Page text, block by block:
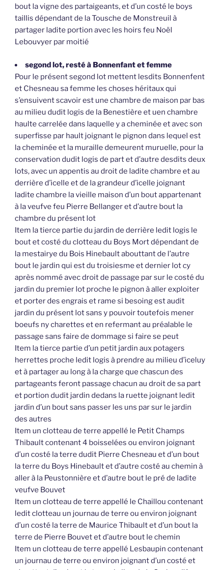
bout la vigne des partaigeants, et d’un costé le boys
taillis dépendant de la Tousche de Monstreuil à
partager ladite portion avec les hoirs feu Noël
Lebouvyer par moitié
segond lot, resté à Bonnenfant et femme
Pour le présent segond lot mettent lesdits Bonnenfent
et Chesneau sa femme les choses héritaux qui
s’ensuivent scavoir est une chambre de maison par bas
au milieu dudit logis de la Benestière et uen chambre
haulte carrelée dans laquelle y a cheminée et avec son
superfisse par hault joignant le pignon dans lequel est
la cheminée et la muraille demeurent muruelle, pour la
conservation dudit logis de part et d’autre desdits deux
lots, avec un appentis au droit de ladite chambre et au
derrière d’icelle et de la grandeur d’icelle joignant
ladite chambre la vieille maison d’un bout appartenant
à la veufve feu Pierre Bellanger et d’autre bout la
chambre du présent lot
Item la tierce partie du jardin de derrière ledit logis le
bout et costé du clotteau du Boys Mort dépendant de
la mestairye du Bois Hinebault abouttant de l’autre
bout le jardin qui est du troisiesme et dernier lot cy
après nommé avec droit de passage par sur le costé du
jardin du premier lot proche le pignon à aller exploiter
et porter des engrais et rame si besoing est audit
jardin du présent lot sans y pouvoir toutefois mener
boeufs ny charettes et en refermant au préalable le
passage sans faire de dommage si faire se peut
Item la tierce partie d’un petit jardin aux potagers
herrettes proche ledit logis à prendre au milieu d’iceluy
et à partager au long à la charge que chascun des
partageants feront passage chacun au droit de sa part
et portion dudit jardin dedans la ruette joignant ledit
jardin d’un bout sans passer les uns par sur le jardin
des autres
Item un clotteau de terre appellé le Petit Champs
Thibault contenant 4 boisselées ou environ joignant
d’un costé la terre dudit Pierre Chesneau et d’un bout
la terre du Boys Hinebault et d’autre costé au chemin à
aller à la Peustonnière et d’autre bout le pré de ladite
veufve Bouvet
Item un clotteau de terre appellé le Chaillou contenant
ledit clotteau un journau de terre ou environ joignant
d’un costé la terre de Maurice Thibault et d’un bout la
terre de Pierre Bouvet et d’autre bout le chemin
Item un clotteau de terre appellé Lesbaupin contenant
un journau de terre ou environ joignant d’un costé et